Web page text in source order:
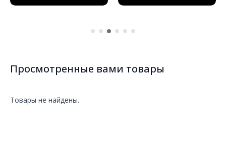
Просмотренные вами товары